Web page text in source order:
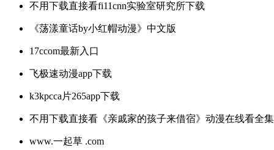
不用下载直接看fi11cnn实验室研究所下载
《荡漾童话by小红帽动漫》中文版
17ccom最新入口
飞极速动漫app下载
k3kpcca片265app下载
不用下载直接看《亲戚家的孩子来借宿》动漫在线看全集
www.一起草 .com